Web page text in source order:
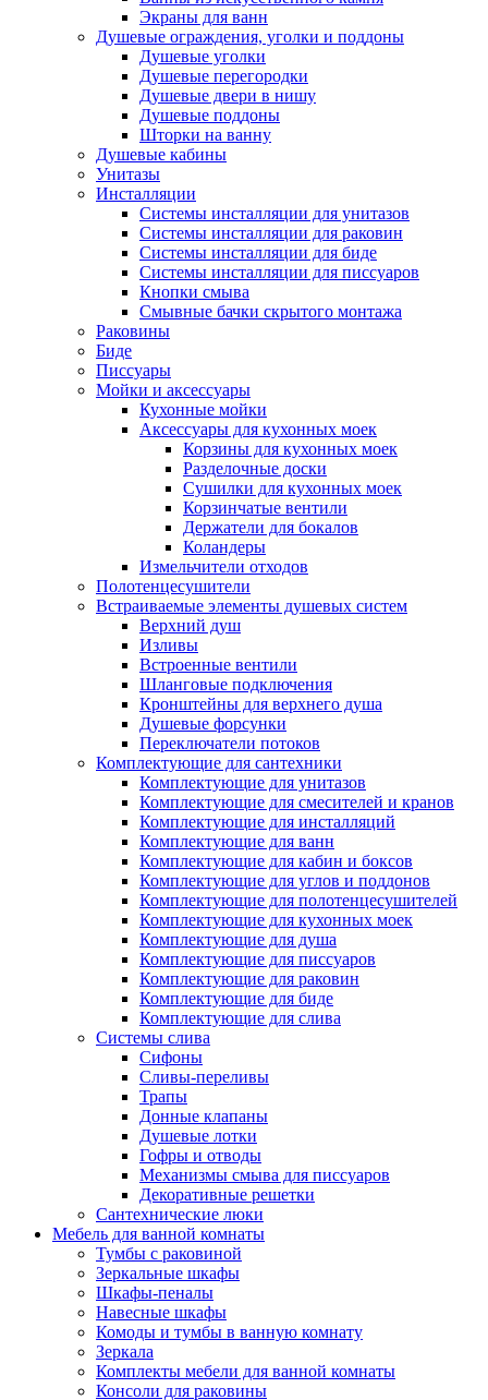
Экраны для ванн
Душевые ограждения, уголки и поддоны
Душевые уголки
Душевые перегородки
Душевые двери в нишу
Душевые поддоны
Шторки на ванну
Душевые кабины
Унитазы
Инсталляции
Системы инсталляции для унитазов
Системы инсталляции для раковин
Системы инсталляции для биде
Системы инсталляции для писсуаров
Кнопки смыва
Смывные бачки скрытого монтажа
Раковины
Биде
Писсуары
Мойки и аксессуары
Кухонные мойки
Аксессуары для кухонных моек
Корзины для кухонных моек
Разделочные доски
Сушилки для кухонных моек
Корзинчатые вентили
Держатели для бокалов
Коландеры
Измельчители отходов
Полотенцесушители
Встраиваемые элементы душевых систем
Верхний душ
Изливы
Встроенные вентили
Шланговые подключения
Кронштейны для верхнего душа
Душевые форсунки
Переключатели потоков
Комплектующие для сантехники
Комплектующие для унитазов
Комплектующие для смесителей и кранов
Комплектующие для инсталляций
Комплектующие для ванн
Комплектующие для кабин и боксов
Комплектующие для углов и поддонов
Комплектующие для полотенцесушителей
Комплектующие для кухонных моек
Комплектующие для душа
Комплектующие для писсуаров
Комплектующие для раковин
Комплектующие для биде
Комплектующие для слива
Системы слива
Сифоны
Сливы-переливы
Трапы
Донные клапаны
Душевые лотки
Гофры и отводы
Механизмы смыва для писсуаров
Декоративные решетки
Сантехнические люки
Мебель для ванной комнаты
Тумбы с раковиной
Зеркальные шкафы
Шкафы-пеналы
Навесные шкафы
Комоды и тумбы в ванную комнату
Зеркала
Комплекты мебели для ванной комнаты
Консоли для раковины